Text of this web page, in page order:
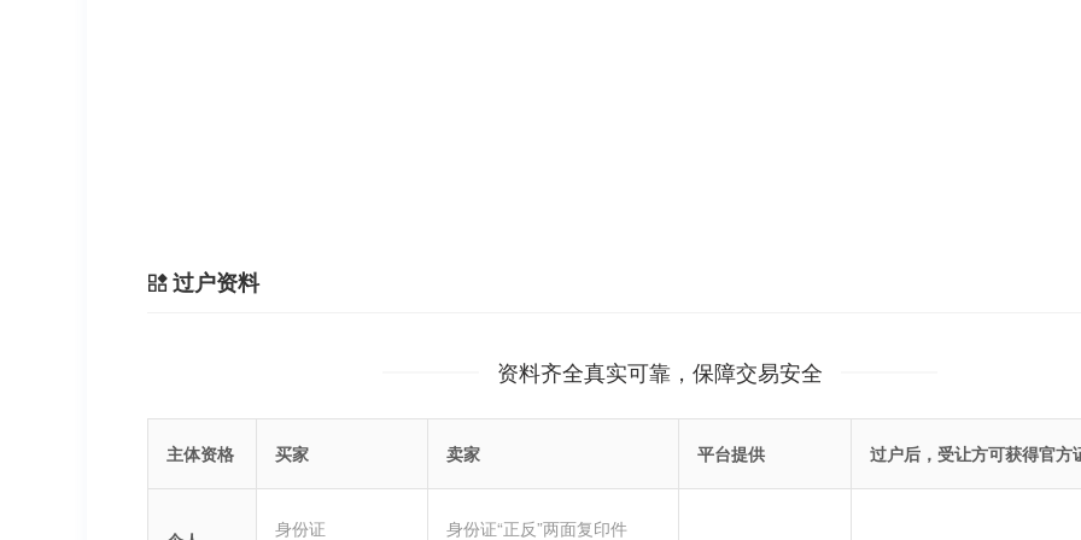
过户资料
资料齐全真实可靠，保障交易安全
主体资格 买家 卖家 平台提供 过户后，受让方可获得官方
身份证 身份证“正反”两面复印件